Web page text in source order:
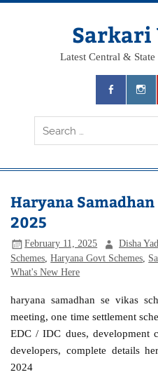
Skip
Sarkari
Latest Central &
Haryana
2025
February 11, 2025 Disha
Schemes ,Haryana Govt Schemes
What's New Here
haryana samadhan se vikas
meeting, one time settlement
EDC / IDC dues, development
developers, complete details
2024